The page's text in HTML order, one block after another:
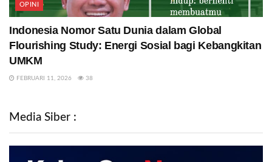
OPINI
Indonesia Nomor Satu Dunia dalam Global
Flourishing Study: Energi Sosial bagi Kebangkitan
UMKM
FEBRUARI 11, 2026 38
Media Siber :